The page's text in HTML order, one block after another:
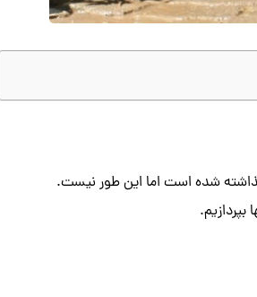
این نام روی آن گذاشته شده است اما این طور نیست.